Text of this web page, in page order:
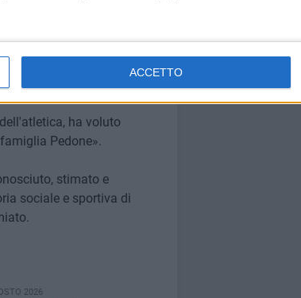
ACCETTO
perdita di una «figura
nel sociale e nello
ha voluto
Pedone».
stimato e
sociale e sportiva di
2026